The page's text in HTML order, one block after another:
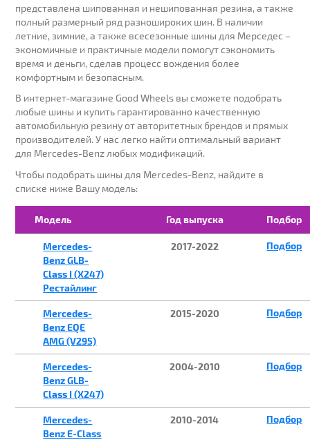
МАРКА:
ГОД ВЫПУСКА:
МОДЕЛЬ:
ПОДОБРАТЬ
представлена шипованная и нешипованная резина, а также
полный размерный ряд разношироких шин. В наличии
летние, зимние, а также всесезонные шины для Мерседес –
экономичные и практичные модели помогут сэкономить
время и деньги, сделав процесс вождения более
комфортным и безопасным.
В интернет-магазине Good Wheels вы сможете подобрать
любые шины и купить гарантированно качественную
автомобильную резину от авторитетных брендов и прямых
производителей. У нас легко найти оптимальный вариант
для Mercedes-Benz любых модификаций.
Чтобы подобрать шины для Mercedes-Benz, найдите в
списке ниже Вашу модель:
Модель Год выпуска Подбор
Mercedes-
Benz GLB-
Class I (X247)
Рестайлинг
2017-2022 Подбор
Mercedes-
Benz EQE
AMG (V295)
2015-2020 Подбор
Mercedes-
Benz GLB-
Class I (X247)
2004-2010 Подбор
Mercedes-
Benz E-Class
2010-2014 Подбор